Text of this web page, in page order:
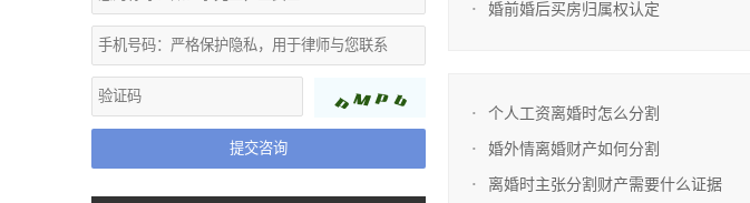
提交咨询
婚前婚后买房归属权认定
个人工资离婚时怎么分割
婚外情离婚财产如何分割
离婚时主张分割财产需要什么证据